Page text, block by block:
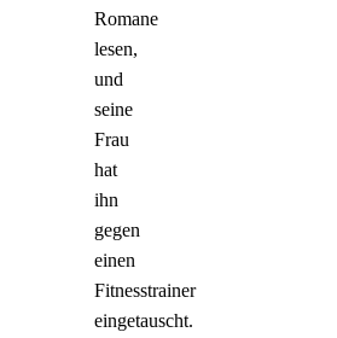
Romane
lesen,
und
seine
Frau
hat
ihn
gegen
einen
Fitnesstrainer
eingetauscht.